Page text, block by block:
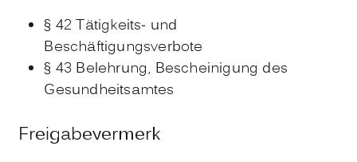
§ 42Tätigkeits- und
Beschäftigungsverbote
§ 43 Belehrung, Bescheinigung des
Gesundheitsamtes
Freigabevermerk